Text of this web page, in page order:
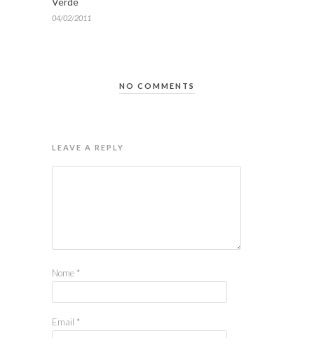
04/02/2011
NO COMMENTS
LEAVE A REPLY
Nome *
Email *